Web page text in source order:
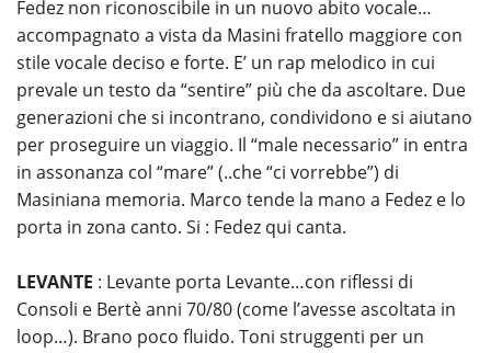
Fedez non riconoscibile in un nuovo abito vocale…
accompagnato a vista da Masini fratello maggiore con
stile vocale deciso e forte. E’ un rap melodico in cui
prevale un testo da “sentire” più che da ascoltare. Due
generazioni che si incontrano, condividono e si aiutano
per proseguire un viaggio. Il “male necessario” in entra
in assonanza col “mare” (..che “ci vorrebbe”) di
Masiniana memoria. Marco tende la mano a Fedez e lo
porta in zona canto. Si : Fedez qui canta.
LEVANTE : Levante porta Levante…con riflessi di
Consoli e Bertè anni 70/80 (come l’avesse ascoltata in
loop…). Brano poco fluido. Toni struggenti per un